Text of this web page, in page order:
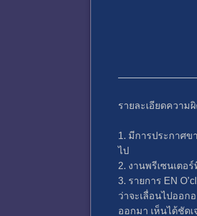
รายละเอียดความ
1. มีการประกาศ
ไป
2. งานพรีเซนเตอ
3. รายการ EN
ว่าจะเลื่อนไปออก
ออกมา เห็นได้ชัด